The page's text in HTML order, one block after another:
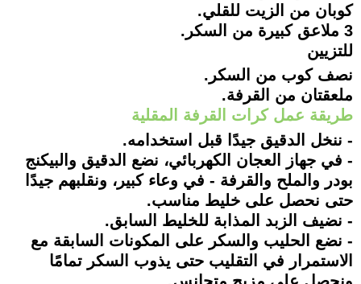
كوبان من الزيت للقلي.
3 ملاعق كبيرة من السكر.
للتزيين
نصف كوب من السكر.
ملعقتان من القرفة.
طريقة عمل كرات القرفة المقلية
- ننخل الدقيق جيدًا قبل استخدامه.
- في جهاز العجان الكهربائي، نضع الدقيق والبيكنج
بودر والملح والقرفة - في وعاء كبير، ونقلبهم جيدًا
حتى نحصل على خليط مناسب.
- نضيف الزبد المذابة للخليط السابق.
- نضع الحليب والسكر على المكونات السابقة مع
الاستمرار في التقليب حتى يذوب السكر تمامًا